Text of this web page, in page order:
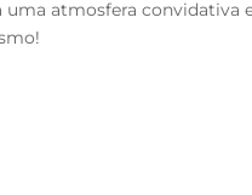
atmosfera